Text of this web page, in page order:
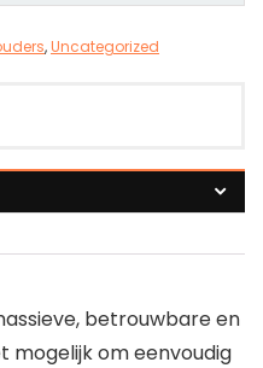
,Uncategorized
betrouwbare en
mogelijk om eenvoudig